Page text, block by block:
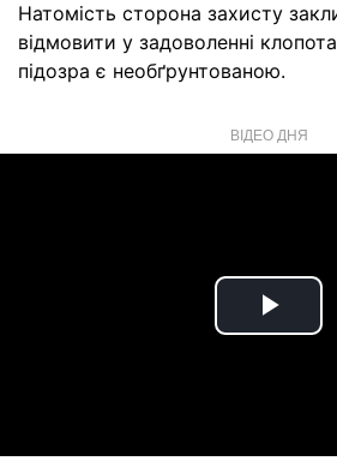
Натомість сторона захисту
відмовити у задоволенні
підозра є необґрунтованою.
ВІДЕО ДНЯ
Play